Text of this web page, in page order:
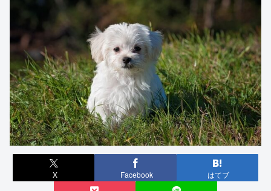
X Facebook はてブ